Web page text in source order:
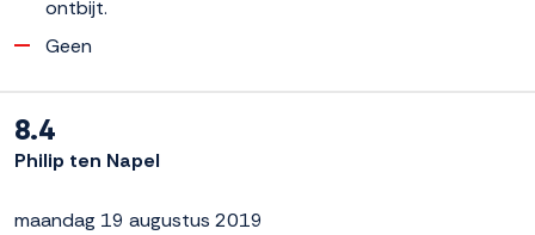
ontbijt.
Geen
8.4
Philip ten Napel
maandag 19 augustus 2019